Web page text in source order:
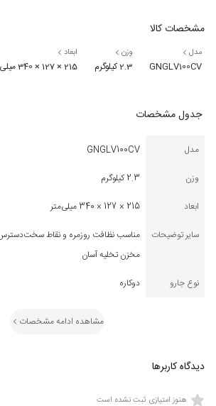
مشخصات کالا
مدل
GNGLV100CV
وزن
2.3 کیلوگرم
ابعاد
215 × 127 × 340 میلی‌متر
جدول مشخصات
مدل
GNGLV100CV
وزن
2.3 کیلوگرم
ابعاد
215 × 127 × 340 میلی‌متر
سایر توضیحات
مناسب نظافت روزمره و نقاط
مخزن تخلیه آسان
نوع جارو
دوکاره
مشاهده ادامه مشخصات
دیدگاه کاربرها
هنوز امتیازی ثبت نشده است